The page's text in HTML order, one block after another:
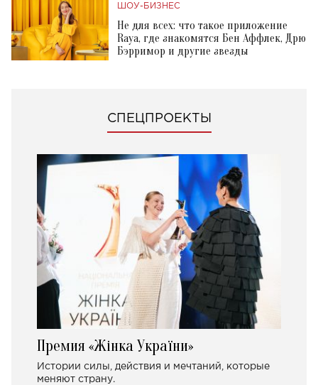
ШОУ-БИЗНЕС
Не для всех: что такое приложение
Raya, где знакомятся Бен Аффлек, Дрю
Бэрримор и другие звезды
СПЕЦПРОЕКТЫ
Премия «Жінка України»
Истории силы, действия и мечтаний, которые
меняют страну.